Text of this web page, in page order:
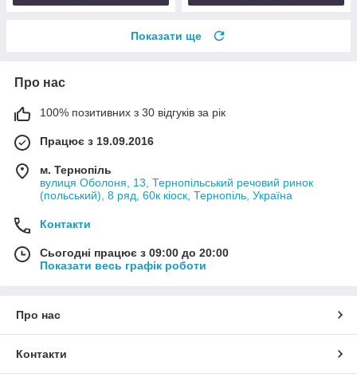
Показати ще
Про нас
100% позитивних з 30 відгуків за рік
Працює з 19.09.2016
м. Тернопіль
вулиця Оболоня, 13, Тернопільський речовий ринок
(польський), 8 ряд, 60к кіоск, Тернопіль, Україна
Контакти
Сьогодні працює з 09:00 до 20:00
Показати весь графік роботи
Про нас
Контакти